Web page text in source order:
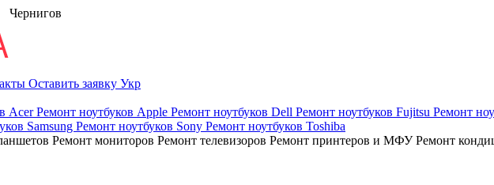
Чернигов
Оставить заявку Укр
AcerРемонт ноутбуков Apple Ремонт ноутбуков Dell Ремонт ноутбуков Fujitsu Ремонт
Samsung Ремонт ноутбуков Sony Ремонт ноутбуков Toshiba
Ремонт мониторов Ремонт телевизоров Ремонт принтеров и МФУРемонт